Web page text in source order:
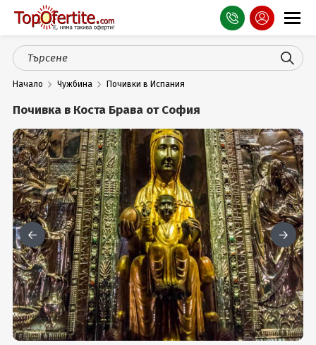
Оферти
СПА
Море
Чужбина
Празници
Турция
Гърция
Услуги
Начало Чужбина Почивки в Испания
Почивка в Коста Брава от София